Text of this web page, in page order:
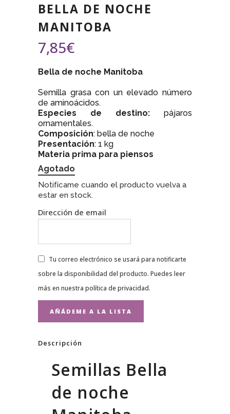
BELLA DE NOCHE
MANITOBA
7,85€
Bella de noche Manitoba
Semilla grasa con un elevado número
de aminoácidos.
Especies de destino: pájaros
ornamentales.
Composición: bella de noche
Presentación: 1 kg
Materia prima para piensos
Agotado
Notifícame cuando el producto vuelva a
estar en stock.
Dirección de email
Tu correo electrónico se usará para notificarte
sobre la disponibilidad del producto. Puedes leer
más en nuestra política de privacidad.
Descripción
Semillas Bella
de noche